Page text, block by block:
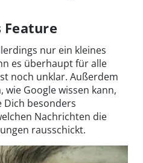
Feature
nur ein kleines
es überhaupt für alle
noch unklar. Außerdem
wie Google wissen kann,
Dich besonders
Nachrichten die
rausschickt.